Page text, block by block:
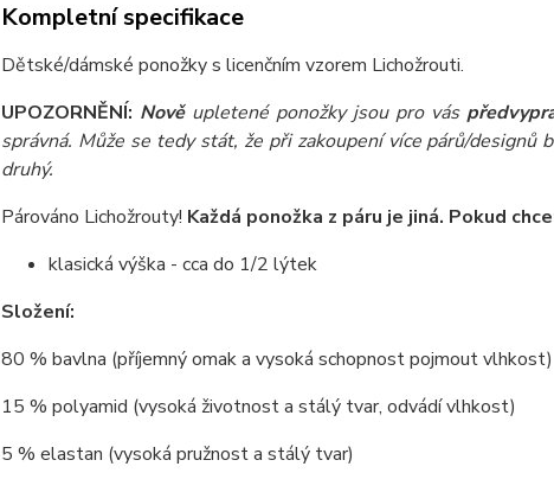
Kompletní specifikace
Dětské/dámské ponožky s licenčním vzorem Lichožrouti.
UPOZORNĚNÍ: Nověupletené ponožky jsou pro vás
správná. Může se tedy stát, že při zakoupení více párů/
druhý.
Párováno Lichožrouty! Každá ponožka z páru je jiná. Pokud
klasická výška - cca do 1/2 lýtek
Složení:
80 % bavlna (příjemný omak a vysoká schopnost pojmout vlhkost)
15 % polyamid (vysoká životnost a stálý tvar, odvádí vlhkost)
5 % elastan (vysoká pružnost a stálý tvar)